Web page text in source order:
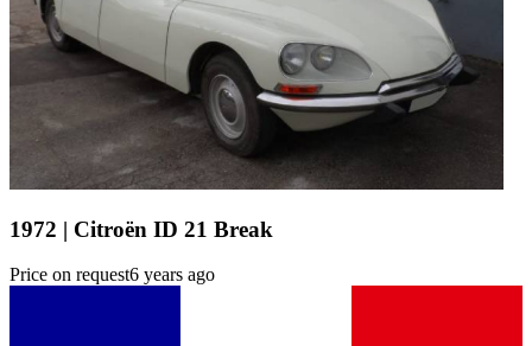
1972 | Citroën ID 21 Break
Price on request6 years ago